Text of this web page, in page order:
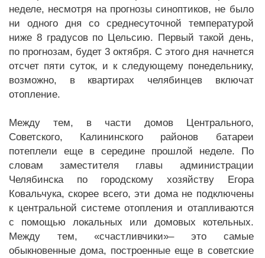
неделе, несмотря на прогнозы синоптиков, не было
ни одного дня со среднесуточной температурой
ниже 8 градусов по Цельсию. Первый такой день,
по прогнозам, будет 3 октября. С этого дня начнется
отсчет пяти суток, и к следующему понедельнику,
возможно, в квартирах челябинцев включат
отопление.
Между тем, в части домов Центрального,
Советского, Калининского районов батареи
потеплели еще в середине прошлой неделе. По
словам заместителя главы администрации
Челябинска по городскому хозяйству Егора
Ковальчука, скорее всего, эти дома не подключены
к центральной системе отопления и отапливаются
с помощью локальных или домовых котельных.
Между тем, «счастливчики»– это самые
обыкновенные дома, построенные еще в советские